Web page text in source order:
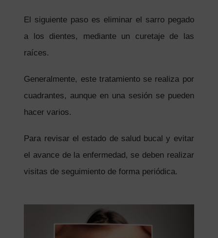
El siguiente paso es eliminar el sarro pegado
a los dientes, mediante un curetaje de las
raíces.
Generalmente, este tratamiento se realiza por
cuadrantes, aunque en una sesión se pueden
hacer varios.
Para revisar el estado de salud bucal y evitar
el avance de la enfermedad, se deben realizar
visitas de seguimiento de forma periódica.